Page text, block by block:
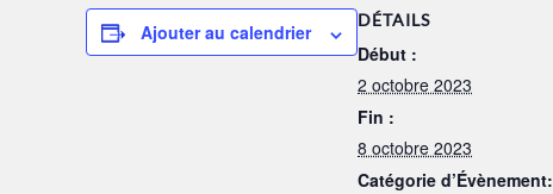
Ajouter au calendrier
DÉTAILS
Début :
2 octobre 2023
Fin :
8 octobre 2023
Catégorie d’Évènement: